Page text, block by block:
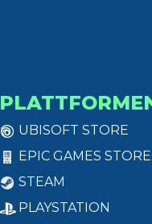
UBISOFT STORE
EPIC GAMES STORE
STEAM
PLAYSTATION